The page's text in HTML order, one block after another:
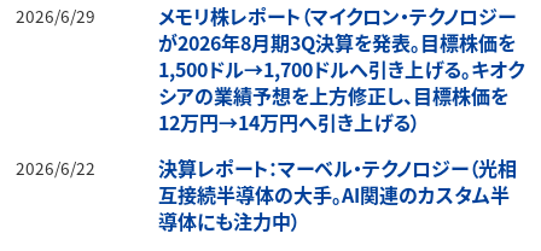
2026/6/29
メモリ株レポート（マイクロン・テクノロジー
が2026年8月期3Q決算を発表。目標株価を
1,500ドル→1,700ドルへ引き上げる。キオク
シアの業績予想を上方修正し、目標株価を
12万円→14万円へ引き上げる）
2026/6/22
決算レポート：マーベル・テクノロジー（光相
互接続半導体の大手。AI関連のカスタム半
導体にも注力中）